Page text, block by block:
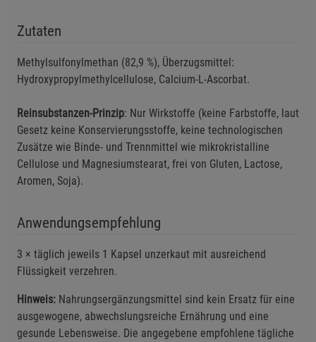
Zutaten
Methylsulfonylmethan (82,9 %), Überzugsmittel:
Hydroxypropylmethylcellulose, Calcium-L-Ascorbat.
Reinsubstanzen-Prinzip: Nur Wirkstoffe (keine Farbstoffe, laut
Gesetz keine Konservierungsstoffe, keine technologischen
Zusätze wie Binde- und Trennmittel wie mikrokristalline
Cellulose und Magnesiumstearat, frei von Gluten, Lactose,
Aromen, Soja).
Anwendungsempfehlung
3 × täglich jeweils 1 Kapsel unzerkaut mit ausreichend
Flüssigkeit verzehren.
Hinweis: Nahrungsergänzungsmittel sind kein Ersatz für eine
ausgewogene, abwechslungsreiche Ernährung und eine
gesunde Lebensweise. Die angegebene empfohlene tägliche